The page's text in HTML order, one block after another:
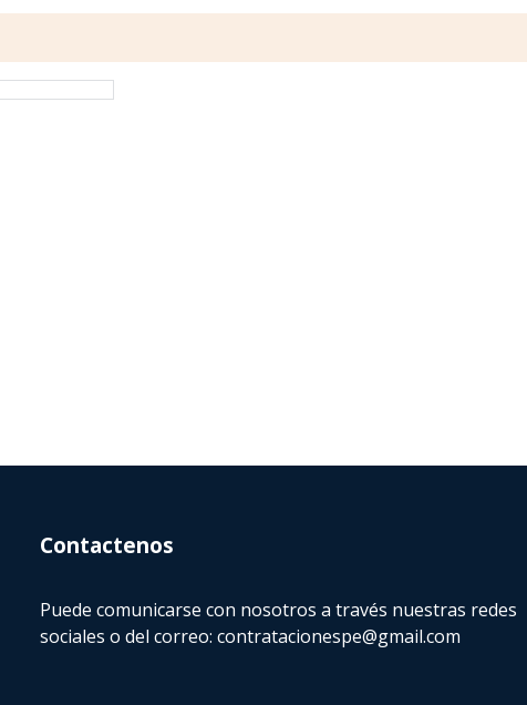
Contactenos
Puede comunicarse con nosotros a través nuestras redes
sociales o del correo:contratacionespe@gmail.com